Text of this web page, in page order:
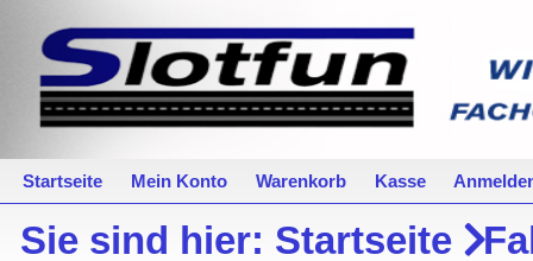
Startseite Mein Konto Warenkorb Kasse
Sie sind hier: Startseite